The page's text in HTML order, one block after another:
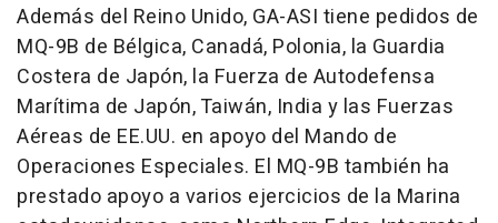
Además del Reino Unido, GA-ASI tiene pedidos de
MQ-9B de Bélgica, Canadá, Polonia, la Guardia
Costera de Japón, la Fuerza de Autodefensa
Marítima de Japón, Taiwán, India y las Fuerzas
Aéreas de EE.UU. en apoyo del Mando de
Operaciones Especiales. El MQ-9B también ha
prestado apoyo a varios ejercicios de la Marina